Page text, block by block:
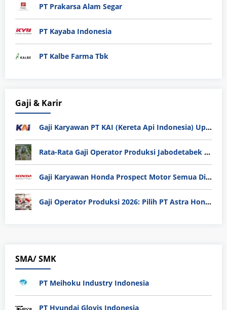
PT Prakarsa Alam Segar
PT Kayaba Indonesia
PT Kalbe Farma Tbk
Gaji & Karir
Gaji Karyawan PT KAI (Kereta Api Indonesia) Update 2025
Rata-Rata Gaji Operator Produksi Jabodetabek 2025: Bedah Tuntas UMK, Lemburan, dan Realita Hidup Buruh
Gaji Karyawan Honda Prospect Motor Semua Divisi
Gaji Operator Produksi 2026: Pilih PT Astra Honda Motor (AHM) atau Manufaktur di Jepang?
SMA/ SMK
PT Meihoku Industry Indonesia
PT Hyundai Glovis Indonesia